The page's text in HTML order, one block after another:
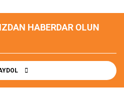
HABERDAR OLUN